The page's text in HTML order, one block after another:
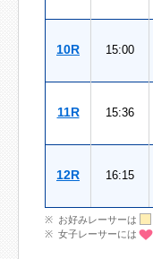
10R 15:00
11R 15:36
12R 16:15
お好みレーサーは
女子レーサーには